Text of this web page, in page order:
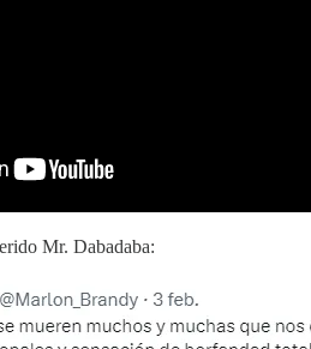
Mr. Dabadaba: